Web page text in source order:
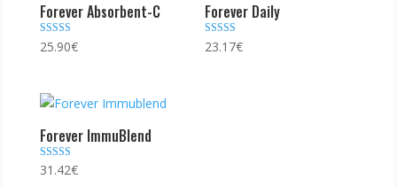
Forever Absorbent-C
Note
4.00
25.90€
Forever Daily
Note
4.86
23.17€
Forever ImmuBlend
Note
5.00
31.42€